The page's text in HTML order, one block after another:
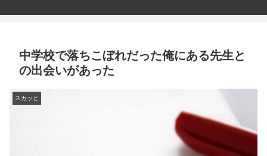
中学校で落ちこぼれだった俺にある先生と
の出会いがあった
スカッと